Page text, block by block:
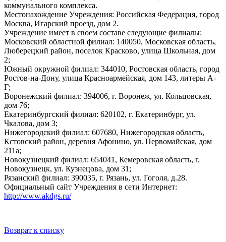
коммунального комплекса.
Местонахождение Учреждения: Российская Федерация, город
Москва, Игарский проезд, дом 2.
Учреждение имеет в своем составе следующие филиалы:
Московский областной филиал: 140050, Московская область,
Люберецкий район, поселок Красково, улица Школьная, дом
2;
Южный окружной филиал: 344010, Ростовская область, город
Ростов-на-Дону, улица Красноармейская, дом 143, литеры А-
Г;
Воронежский филиал: 394006, г. Воронеж, ул. Кольцовская,
дом 76;
Екатеринбургский филиал: 620102, г. Екатеринбург, ул.
Чкалова, дом 3;
Нижегородский филиал: 607680, Нижегородская область,
Кстовский район, деревня Афонино, ул. Первомайская, дом
211а;
Новокузнецкий филиал: 654041, Кемеровская область, г.
Новокузнецк, ул. Кузнецова, дом 31;
Рязанский филиал: 390035, г. Рязань, ул. Гоголя, д.28.
Официальный сайт Учреждения в сети Интернет:
http://www.akdgs.ru/
Возврат к списку